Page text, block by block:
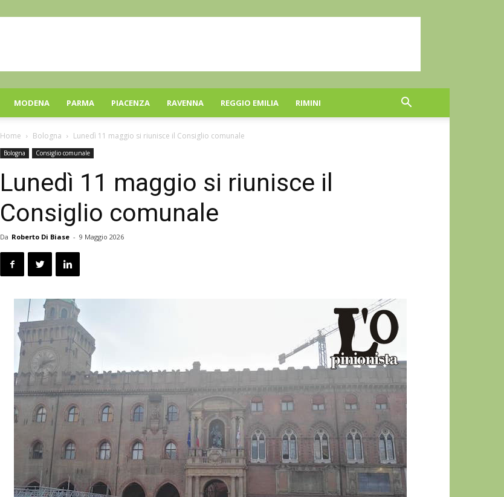
MODENA PARMA PIACENZA RAVENNA REGGIO EMILIA RIMINI
Home Bologna Lunedì 11 maggio si riunisce il Consiglio comunale
Bologna Consiglio comunale
Lunedì 11 maggio si riunisce il
Consiglio comunale
Da Roberto Di Biase - 9 Maggio 2026